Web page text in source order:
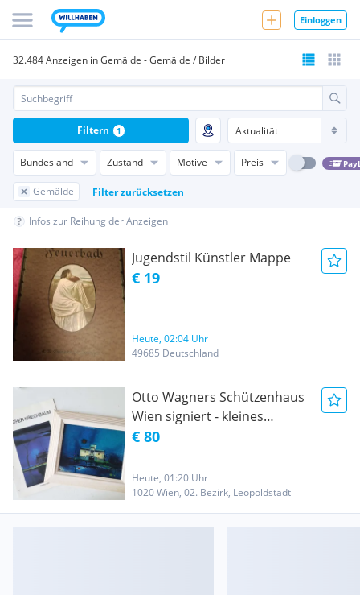
Einloggen
32.484 Anzeigen in Gemälde - Gemälde / Bilder
Bundesland Zustand Motive Preis
Gemälde Filter zurücksetzen
Filtern 1
Infos zur Reihung der Anzeigen
Jugendstil Künstler Mappe
€ 19
Heute, 02:04 Uhr
49685 Deutschland
Otto Wagners Schützenhaus
Wien signiert - kleines
Gemälde - atmosphärische
€ 80
Heute, 01:20 Uhr
1020 Wien, 02. Bezirk, Leopoldstadt